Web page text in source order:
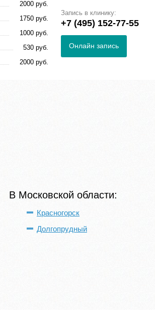
2000 руб.
1750 руб.
1000 руб.
530 руб.
2000 руб.
Запись в клинику:
+7 (495) 152-77-55
Онлайн запись
В Московской области:
Красногорск
Долгопрудный